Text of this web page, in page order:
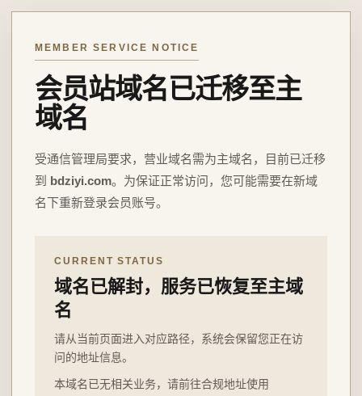
MEMBER SERVICE NOTICE
会员站域名已迁移至主
域名
受通信管理局要求，营业域名需为主域名，目前已迁移
到 bdziyi.com。为保证正常访问，您可能需要在新域
名下重新登录会员账号。
CURRENT STATUS
域名已解封，服务已恢复至主域
名
请从当前页面进入对应路径，系统会保留您正在访
问的地址信息。
本域名已无相关业务，请前往合规地址使用